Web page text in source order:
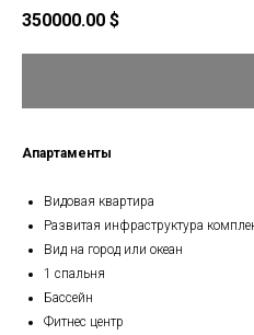
350000.00 $
Апартаменты
Видовая квартира
Развитая инфраструктура
Вид на город или океан
1 спальня
Бассейн
Фитнес центр